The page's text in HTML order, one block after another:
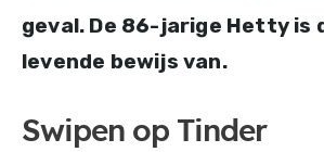
geval. De 86-jarige Hetty is
levende bewijs van.
Swipen op Tinder